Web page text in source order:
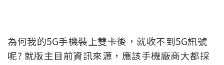
為何我的5G手機裝上雙卡後，就收不到5G訊號
呢? 就版主目前資訊來源，應該手機廠商大都採